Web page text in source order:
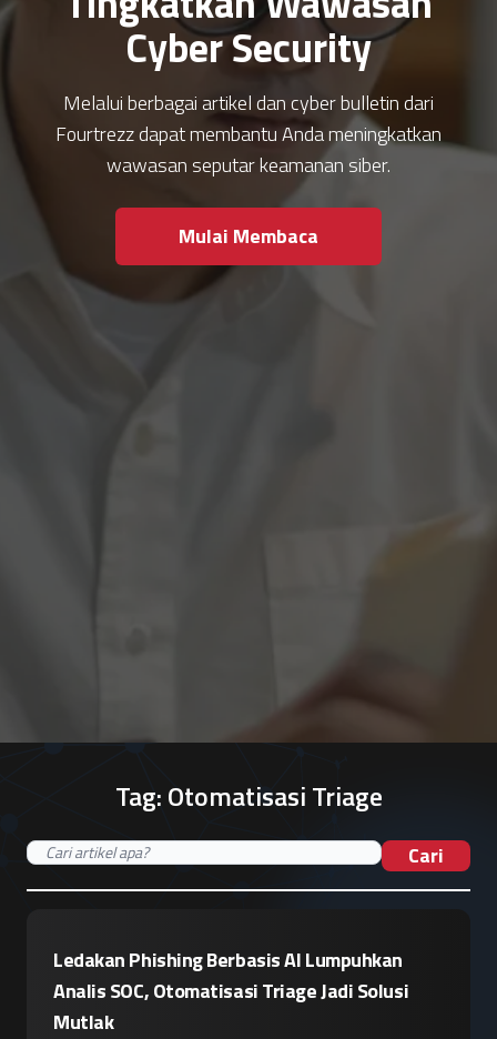
Cyber Security
Melalui berbagai artikel dan cyber bulletin dari
Fourtrezz dapat membantu Anda meningkatkan
wawasan seputar keamanan siber.
Mulai Membaca
Tag:Otomatisasi Triage
Cari
Ledakan Phishing Berbasis AI Lumpuhkan
Analis SOC, Otomatisasi Triage Jadi Solusi
Mutlak